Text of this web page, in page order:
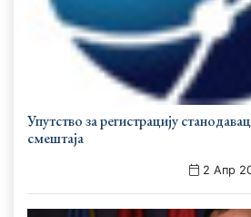
Упутство за регистрацију
смештаја
2 Апр